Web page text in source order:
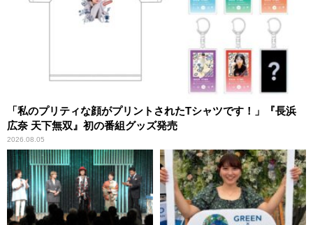
「私のプリティな顔がプリントされたTシャツです！」『長浜
広奈 天下無双』初の番組グッズ発売
2026.08.05